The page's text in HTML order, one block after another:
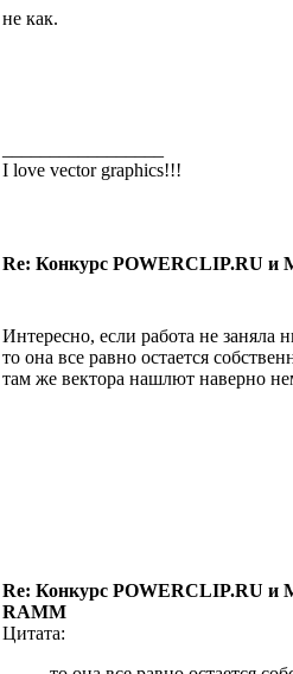
не как.
I love vector graphics!!!
Re: Конкурс POWERCLIP.RU и
Интересно, если работа не заняла
то она все равно остается
там же вектора нашлют наверно
Re: Конкурс POWERCLIP.RU и
RAMM
Цитата: